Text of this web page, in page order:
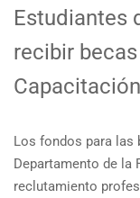
Estudiantes
recibir
Capacitación
Los fondos para las
Departamento de la
reclutamiento